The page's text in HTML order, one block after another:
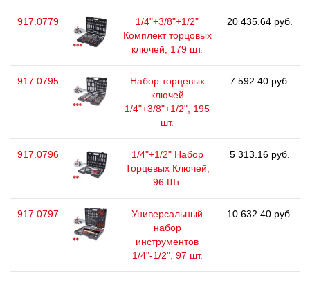
917.0779
1/4"+3/8"+1/2"
Комплект торцовых
ключей, 179 шт.
20 435.64 руб.
917.0795
Набор торцевых
ключей
1/4"+3/8"+1/2", 195
шт.
7 592.40 руб.
917.0796
1/4"+1/2" Набор
Торцевых Ключей,
96 Шт.
5 313.16 руб.
917.0797
Универсальный
набор
инструментов
1/4"-1/2", 97 шт.
10 632.40 руб.